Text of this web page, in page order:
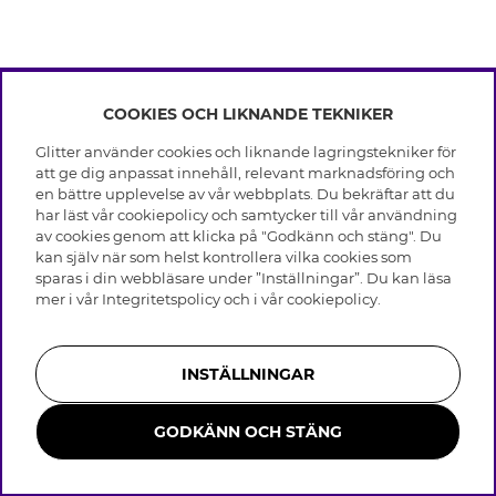
INFO
Leverans
Villkor
Integritetspolicy
Cookies
Medlemsvillkor
Jobba hos Glitter
Återkallelse
OM GLITTER
Black Friday
Våra butiker
Varumärken
Företagshistoria
Visselblåsning
Press & Samarbeten
HJÄLP
Vanliga frågor
Kundservice
Skötselråd skinnhandskar
Storleksguide för ringar
Smycken i rostfritt stål
Bli medlem
COOKIES OCH LIKNANDE TEKNIKER
Glitter använder cookies och liknande lagringstekniker för
att ge dig anpassat innehåll, relevant marknadsföring och
en bättre upplevelse av vår webbplats. Du bekräftar att du
har läst vår cookiepolicy och samtycker till vår användning
av cookies genom att klicka på "Godkänn och stäng". Du
kan själv när som helst kontrollera vilka cookies som
sparas i din webbläsare under ”Inställningar”. Du kan läsa
mer i vår Integritetspolicyoch i vårcookiepolicy
INSTÄLLNINGAR
GODKÄNN OCH STÄNG